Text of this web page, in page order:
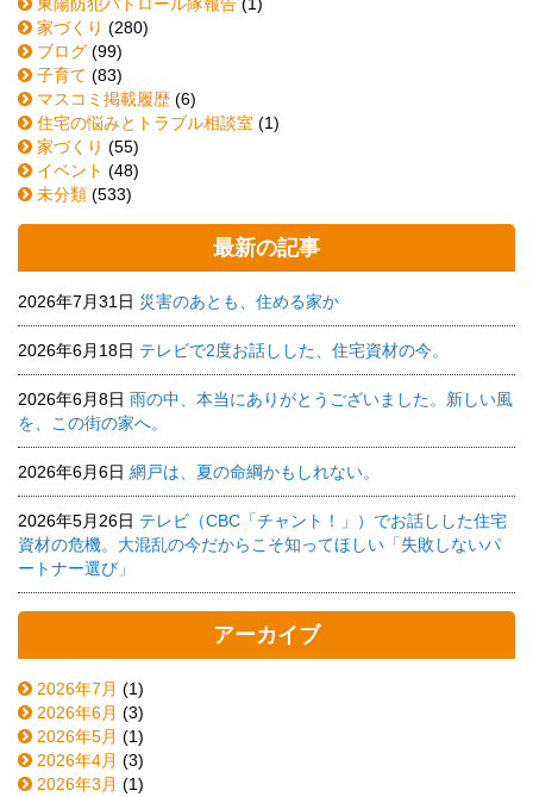
家づくり (280)
ブログ (99)
子育て (83)
マスコミ掲載履歴 (6)
住宅の悩みとトラブル相談室 (1)
家づくり (55)
イベント (48)
未分類 (533)
最新の記事
2026年7月31日 災害のあとも、住める家か
2026年6月18日 テレビで2度お話しした、住宅資材の今。
2026年6月8日 雨の中、本当にありがとうございました。新しい風
を、この街の家へ。
2026年6月6日 網戸は、夏の命綱かもしれない。
2026年5月26日 テレビ（CBC「チャント！」）でお話しした住宅
資材の危機。大混乱の今だからこそ知ってほしい「失敗しないパ
ートナー選び」
アーカイブ
2026年7月 (1)
2026年6月 (3)
2026年5月 (1)
2026年4月 (3)
2026年3月 (1)